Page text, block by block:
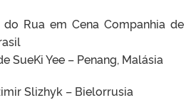
Rua em Cena Companhia de
SueKi Yee – Penang, Malásia
Slizhyk – Bielorrusia